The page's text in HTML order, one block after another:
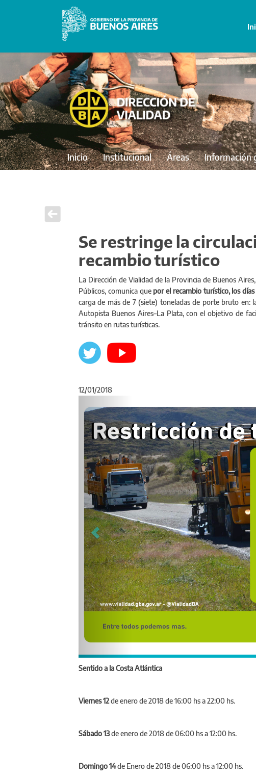
Inicio Institucional Áreas Información
Se restringe la
recambio turístico
La Dirección de Vialidad de la Provincia de Buenos
Públicos, comunica que por el recambio turístico, los días
carga de más de 7 (siete) toneladas de porte bruto en:
Autopista Buenos Aires–La Plata, con el objetivo de
tránsito en rutas turísticas.
12/01/2018
Sentido a la Costa Atlántica
Viernes 12de enero de 2018 de 16:00 hs a 22:00 hs.
Sábado 13de enero de 2018 de 06:00 hs a 12:00 hs.
Domingo 14de Enero de 2018 de 06:00 hs a 12:00 hs.